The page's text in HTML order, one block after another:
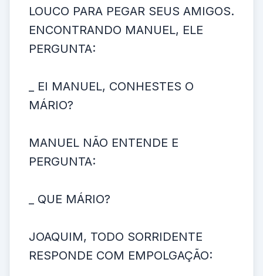
LOUCO PARA PEGAR SEUS AMIGOS.
ENCONTRANDO MANUEL, ELE
PERGUNTA:
_ EI MANUEL, CONHESTES O
MÁRIO?
MANUEL NÃO ENTENDE E
PERGUNTA:
_ QUE MÁRIO?
JOAQUIM, TODO SORRIDENTE
RESPONDE COM EMPOLGAÇÃO: